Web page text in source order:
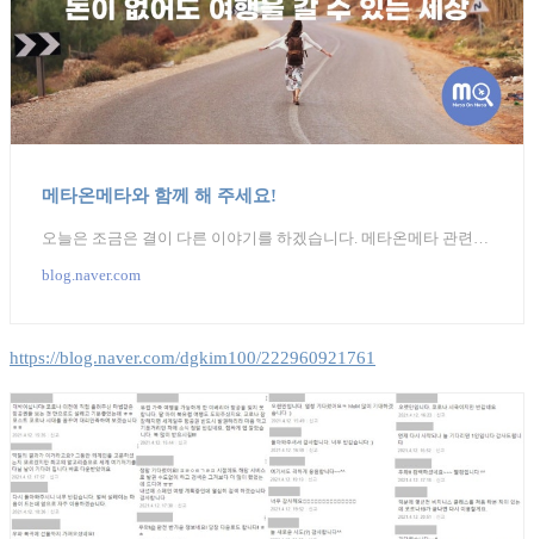
메타온메타와 함께 해 주세요!
오늘은 조금은 결이 다른 이야기를 하겠습니다. 메타온메타 관련입니다. 2018년 10월 플라이트그래프 서비...
blog.naver.com
https://blog.naver.com/dgkim100/222960921761